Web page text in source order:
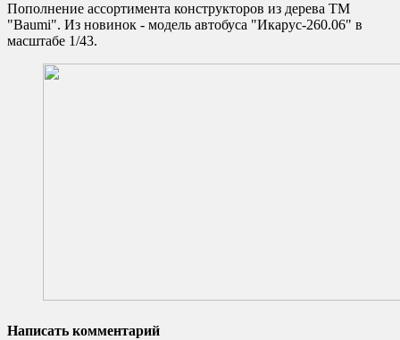
Пополнение ассортимента конструкторов из дерева ТМ
"Baumi". Из новинок - модель автобуса "Икарус-260.06" в
масштабе 1/43.
Написать комментарий